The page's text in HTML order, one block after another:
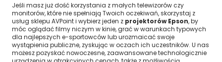
Jeśli masz już dość korzystania z małych telewizorów czy
monitorów, które nie spełniają Twoich oczekiwań, skorzystaj z
usług sklepu AVPoint i wybierz jeden z projektorów Epson, by
móc oglądać filmy niczym w kinie, grać w warunkach typowych
dla najlepszych e-sportowców lub urozmaicać swoje
wystąpienia publiczne, zyskując w oczach ich uczestników. U nas
możesz pozyskać nowoczesne, zaawansowane technologicznie